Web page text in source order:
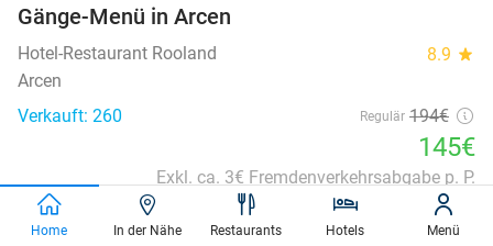
Gänge-Menü in Arcen
Hotel-Restaurant Rooland 8.9 star
Arcen
Verkauft: 260
Regulär 194€
145€
Exkl. ca. 3€ Fremdenverkehrsabgabe p. P.
favorite_border
Home In der Nähe Restaurants Hotels Menü